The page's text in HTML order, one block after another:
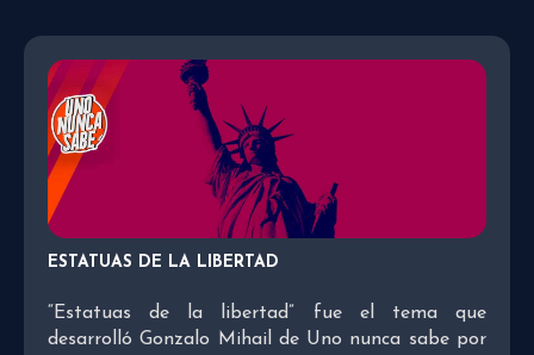
ESTATUAS DE LA LIBERTAD
“Estatuas de la libertad” fue el tema que
desarrolló Gonzalo Mihail de Uno nunca sabe por